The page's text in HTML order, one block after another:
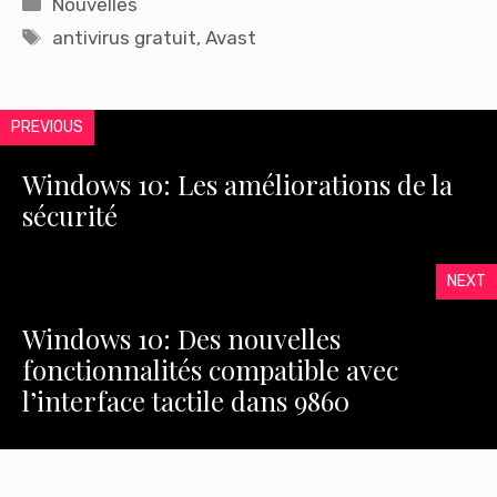
Étiquettes
antivirus gratuit,Avast
PREVIOUS
Windows 10: Les améliorations de la
sécurité
NEXT
Windows 10: Des nouvelles
fonctionnalités compatible avec
l’interface tactile dans 9860